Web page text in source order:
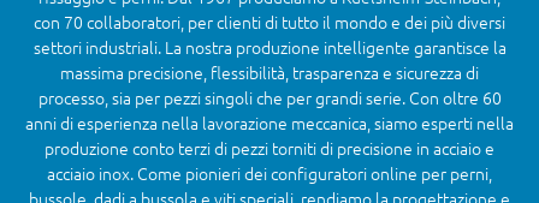
con 70 collaboratori, per clienti di tutto il mondo e dei più diversi
settori industriali. La nostra produzione intelligente garantisce la
massima precisione, flessibilità, trasparenza e sicurezza di
processo, sia per pezzi singoli che per grandi serie. Con oltre 60
anni di esperienza nella lavorazione meccanica, siamo esperti nella
produzione conto terzi di pezzi torniti di precisione in acciaio e
acciaio inox. Come pionieri dei configuratori online per perni,
bussole, dadi a bussola e viti speciali, rendiamo la progettazione e